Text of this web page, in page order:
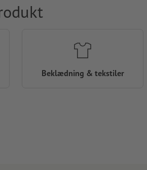
Beklædning & tekstiler